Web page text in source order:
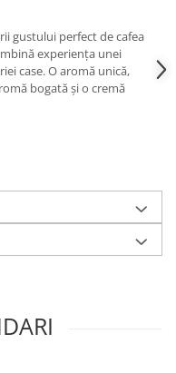
gustului perfect de cafea
experiența unei
case. O aromă unică,
bogată și o cremă